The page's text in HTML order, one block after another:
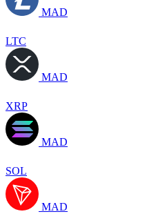
MAD
LTC
MAD
XRP
MAD
SOL
MAD